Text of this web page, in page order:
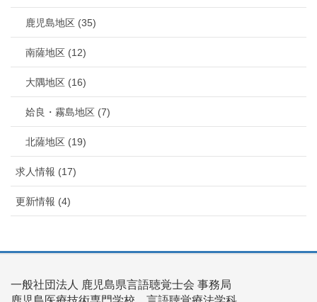
鹿児島地区 (35)
南薩地区 (12)
大隅地区 (16)
姶良・霧島地区 (7)
北薩地区 (19)
求人情報 (17)
更新情報 (4)
一般社団法人 鹿児島県言語聴覚士会 事務局